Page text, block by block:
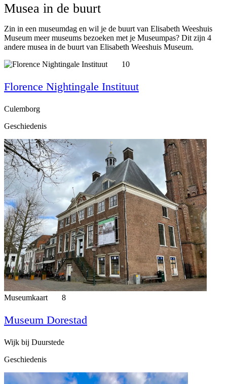
Musea in de buurt
Zin in een museumdag en wil je de buurt van Elisabeth Weeshuis
Museum meer museums bezoeken met je Museumpas? Dit zijn 4
andere musea in de buurt van Elisabeth Weeshuis Museum.
10
Florence Nightingale Instituut
Culemborg
Geschiedenis
Museumkaart 8
Museum Dorestad
Wijk bij Duurstede
Geschiedenis